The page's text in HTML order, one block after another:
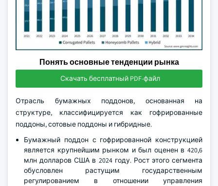
Понять основные тенденции рынка
Скачать бесплатный PDF-файл
Отрасль бумажных поддонов, основанная на
структуре, классифицируется как гофрированные
поддоны, сотовые поддоны и гибридные.
Бумажный поддон с гофрированной конструкцией
является крупнейшим рынком и был оценен в 420,6
млн долларов США в 2024 году. Рост этого сегмента
обусловлен растущим государственным
регулированием в отношении управления